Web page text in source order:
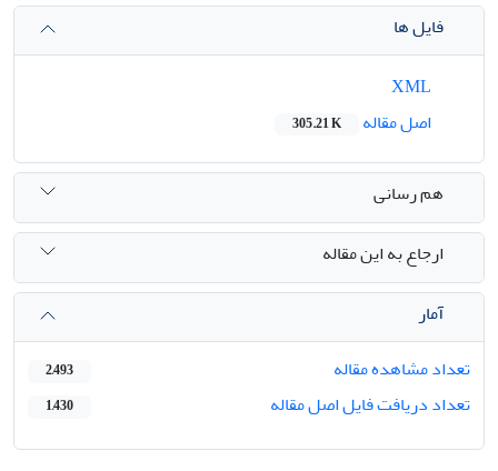
فایل ها
اصل مقاله
305.21 K
هم رسانی
ارجاع به این مقاله
آمار
تعداد مشاهده مقاله
2,493
تعداد دریافت فایل اصل مقاله 1,430